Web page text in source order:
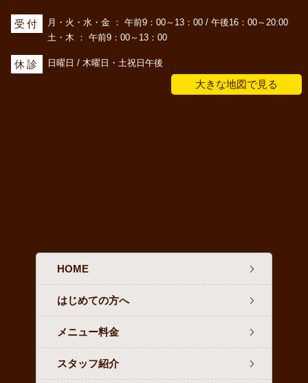
受付
月・火・水・金 ： 午前9：00～13：00 / 午後16：00～20:00
土・木 ： 午前9：00～13：00
休診 日曜日 / 木曜日・土祝日午後
大きな地図で見る
HOME
はじめての方へ
メニュー料金
スタッフ紹介